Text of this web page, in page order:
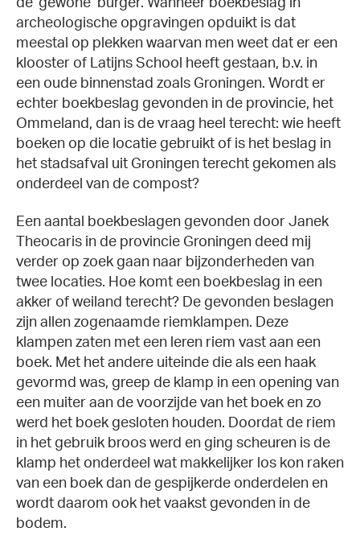
de ‘gewone’ burger. Wanneer boekbeslag in
archeologische opgravingen opduikt is dat
meestal op plekken waarvan men weet dat er een
klooster of Latijns School heeft gestaan, b.v. in
een oude binnenstad zoals Groningen. Wordt er
echter boekbeslag gevonden in de provincie, het
Ommeland, dan is de vraag heel terecht: wie heeft
boeken op die locatie gebruikt of is het beslag in
het stadsafval uit Groningen terecht gekomen als
onderdeel van de compost?
Een aantal boekbeslagen gevonden door Janek
Theocaris in de provincie Groningen deed mij
verder op zoek gaan naar bijzonderheden van
twee locaties. Hoe komt een boekbeslag in een
akker of weiland terecht? De gevonden beslagen
zijn allen zogenaamde riemklampen. Deze
klampen zaten met een leren riem vast aan een
boek. Met het andere uiteinde die als een haak
gevormd was, greep de klamp in een opening van
een muiter aan de voorzijde van het boek en zo
werd het boek gesloten houden. Doordat de riem
in het gebruik broos werd en ging scheuren is de
klamp het onderdeel wat makkelijker los kon raken
van een boek dan de gespijkerde onderdelen en
wordt daarom ook het vaakst gevonden in de
bodem.